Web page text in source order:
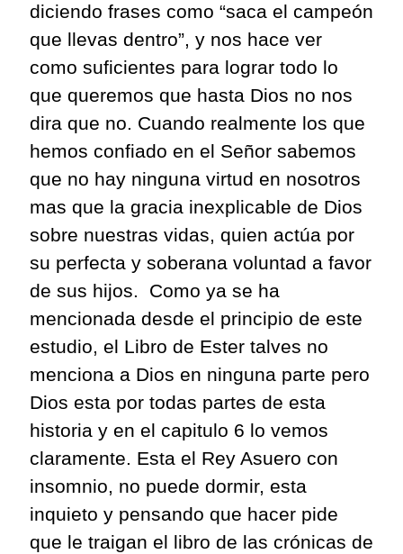
diciendo frases como “saca el campeón
que llevas dentro”, y nos hace ver
como suficientes para lograr todo lo
que queremos que hasta Dios no nos
dira que no. Cuando realmente los que
hemos confiado en el Señor sabemos
que no hay ninguna virtud en nosotros
mas que la gracia inexplicable de Dios
sobre nuestras vidas, quien actúa por
su perfecta y soberana voluntad a favor
de sus hijos.
Como ya se ha
mencionada desde el principio de este
estudio, el Libro de Ester talves no
menciona a Dios en ninguna parte pero
Dios esta por todas partes de esta
historia y en el capitulo 6 lo vemos
claramente. Esta el Rey Asuero con
insomnio, no puede dormir, esta
inquieto y pensando que hacer pide
que le traigan el libro de las crónicas de